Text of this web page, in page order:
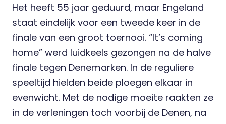
Het heeft 55 jaar geduurd, maar Engeland
staat eindelijk voor een tweede keer in de
finale van een groot toernooi. “It’s coming
home” werd luidkeels gezongen na de halve
finale tegen Denemarken. In de reguliere
speeltijd hielden beide ploegen elkaar in
evenwicht. Met de nodige moeite raakten ze
in de verleningen toch voorbij de Denen, na